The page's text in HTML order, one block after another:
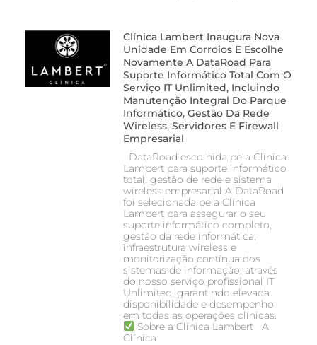
Clínica Lambert Inaugura Nova
Unidade Em Corroios E Escolhe
Novamente A DataRoad Para
Suporte Informático Total Com O
Serviço IT Unlimited, Incluindo
Manutenção Integral Do Parque
Informático, Gestão Da Rede
Wireless, Servidores E Firewall
Empresarial
DataRoad escolhida pela Clínica
Lambert para suporte informático
total, gestão de rede e sistema
wireless empresarial A DataRoad
foi selecionada pela Clínica
Lambert para assegurar o seu
suporte informático completo,
gestão da rede informática,
infraestrutura wireless e
monitorização contínua dos
sistemas de informação, através
do nosso serviço profissional IT
Unlimited, garantindo elevada
disponibilidade e desempenho
em todas as operações clínicas.
Sobre a Clínica Lambert A
Clínica